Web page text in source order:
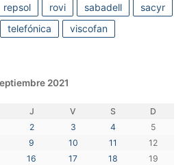
repsol rovi sabadell
sacyr
telefónica viscofan
2021
J V S
D
2 3 4
5
9 10 11
12
16 17 18
19